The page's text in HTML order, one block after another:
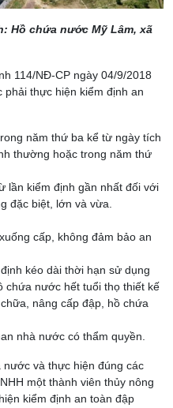
Mỹ Lâm, xã
114/NĐ-CP ngày 04/9/2018
thực hiện kiểm định an
năm thứ ba kể từ ngày tích
thường hoặc trong năm thứ
lần kiểm định gần nhất đối với
đặc biệt, lớn và vừa.
cấp, không đảm bảo an
kéo dài thời hạn sử dụng
chứa nước hết tuổi thọ thiết kế
nâng cấp đập, hồ chứa
nhà nước có thẩm quyền.
và thực hiện đúng các
một thành viên thủy nông
kiểm định an toàn đập